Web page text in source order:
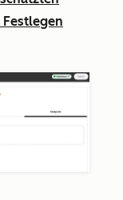
Festlegen